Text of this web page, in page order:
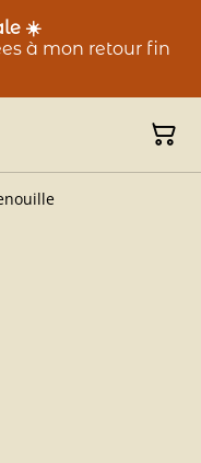
☀️
à mon retour fin